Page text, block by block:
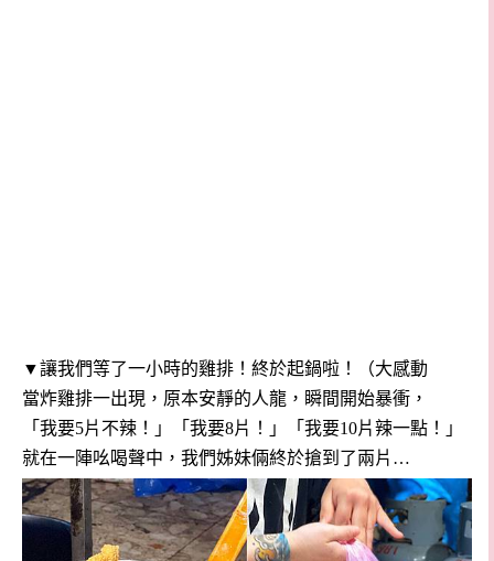
▼讓我們等了一小時的雞排！終於起鍋啦！（大感動
當炸雞排一出現，原本安靜的人龍，瞬間開始暴衝，
「我要5片不辣！」「我要8片！」「我要10片辣一點！」
就在一陣吆喝聲中，我們姊妹倆終於搶到了兩片…